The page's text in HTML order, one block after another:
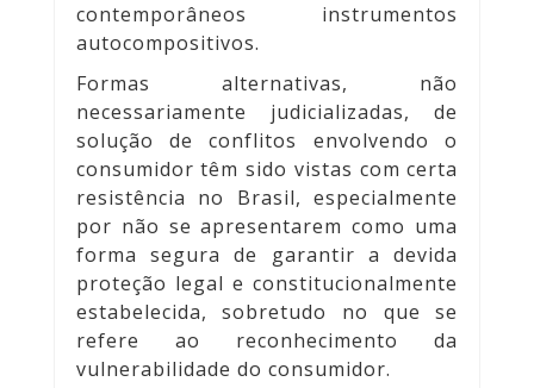
contemporâneos instrumentos
autocompositivos.
Formas alternativas, não
necessariamente judicializadas, de
solução de conflitos envolvendo o
consumidor têm sido vistas com certa
resistência no Brasil, especialmente
por não se apresentarem como uma
forma segura de garantir a devida
proteção legal e constitucionalmente
estabelecida, sobretudo no que se
refere ao reconhecimento da
vulnerabilidade do consumidor.